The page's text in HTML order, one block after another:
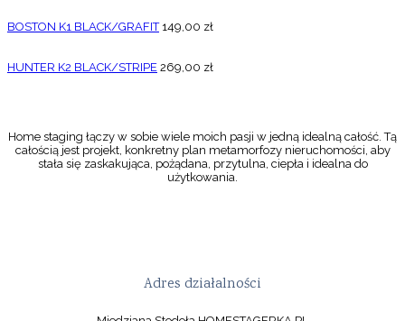
BOSTON K1 BLACK/GRAFIT 149,00 zł
HUNTER K2 BLACK/STRIPE 269,00 zł
Home staging łączy w sobie wiele moich pasji w jedną idealną całość. Tą
całością jest projekt, konkretny plan metamorfozy nieruchomości, aby
stała się zaskakująca, pożądana, przytulna, ciepła i idealna do
użytkowania.
Adres działalności